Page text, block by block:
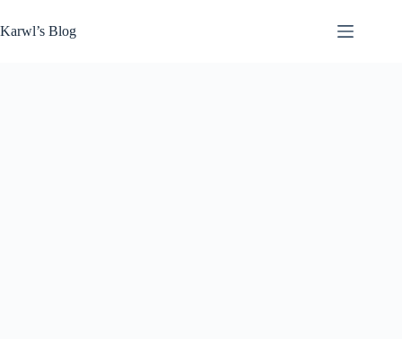
Inhalt
springen
Karwl’s Blog